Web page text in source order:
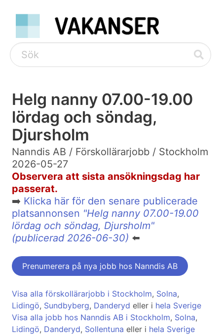
Helg nanny 07.00-19.00
lördag och söndag,
Djursholm
Nanndis AB / Förskollärarjobb / Stockholm
2026-05-27
Observera att sista ansökningsdag har
passerat.
➡️ Klicka här för den senare publicerade
platsannonsen "Helg nanny 07.00-19.00
lördag och söndag, Djursholm"
(publicerad 2026-06-30) ⬅️
Prenumerera på nya jobb hos Nanndis AB
Visa alla förskollärarjobb i Stockholm, Solna,
Lidingö, Sundbyberg, Danderyd eller i hela Sverige
Visa alla jobb hos Nanndis AB i Stockholm, Solna,
Lidingö, Danderyd, Sollentuna eller i hela Sverige